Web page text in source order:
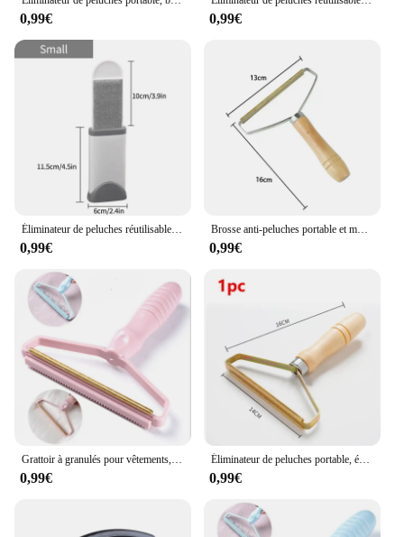
0,99€ 0,99€
Éliminateur de peluches réutilisable pour vêtements magiques, brosse à rouleau de fourrure de poils de chat pour animaux de compagnie, brosses de livres de dépoussiérage, outil de nettoyage manuel
0,99€
Brosse anti-peluches portable et multifonctionnelle, dépoussiéreur de tissu Fuzz, dissolvant domestique, livres, chat, chien, animal de compagnie, canapé
0,99€
Grattoir à granulés pour vêtements, rouleau de nettoyage des poils d'animaux, brosse de rasoir en laine pour tapis, élimination des peluches, anti-peluche, 1 pièce
0,99€
Éliminateur de peluches portable, épilateur pour animaux de compagnie, brosse, tapis, laine, manteau, vêtements, granulés, rasoir manuel, enlèvement, grattoir, outil de livres
0,99€